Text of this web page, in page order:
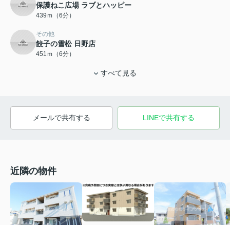
保護ねこ広場 ラブとハッピー
439ｍ（6分）
その他
餃子の雪松 日野店
451ｍ（6分）
すべて見る
メールで共有する LINEで共有する
近隣の物件